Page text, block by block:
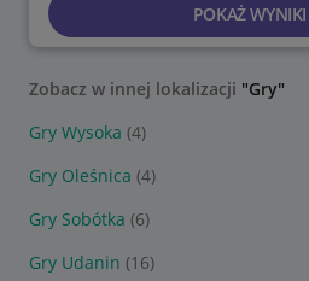
POKAŻ WYNIKI
Zobacz w innej lokalizacji "Gry"
Gry Wysoka (4)
Gry Oleśnica (4)
Gry Sobótka (6)
Gry Udanin (16)